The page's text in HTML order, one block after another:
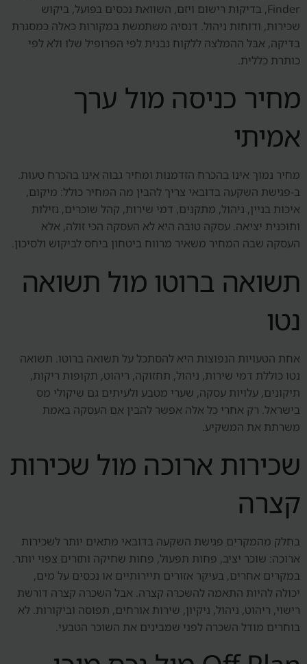
Finder, בדיקות רישום ויזם, השוואת נכסים בפועל, ביקוש
שכירות, ודוחות ניהול. דנסיה משתמשת במקורות כאלה כמסגרת
בדיקה, אבל ההמלצה ללקוח נבנית לפי הפרופיל שלו ולא לפי
כותרת כללית.
מחיר כניסה מול ערך
אמיתי
מחיר נמוך אינו בהכרח הזדמנות ומחיר גבוה אינו בהכרח טעות.
ב-פגישת השקעה בדובאי צריך להבין מה המחיר כולל: מיקום,
איכות בניין, ניהול, מתקנים, דמי שירות, קהל שוכרים, נזילות
ותוכנית יציאה. עסקה טובה היא לא העסקה הכי זולה, אלא
העסקה שבה המחיר משאיר מרווח ביטחון ביחס לביקוש ולסיכון.
תשואה ברוטו מול תשואה
נטו
אחת הטעויות הנפוצות היא להסתכל על תשואה ברוטו. תשואה
נטו כוללת דמי שירות, ניהול, תחזוקה, ריהוט, תקופות ריקות,
תיקונים, עלויות עסקה, שערי מטבע ולעיתים גם שיקולי מס
בישראל. רק אחרי כל אלה אפשר להבין אם העסקה באמת
משרתת את המשקיע.
שכירות ארוכה מול שכירות
קצרה
בחלק מהמקרים פגישת השקעה בדובאי מתאים יותר לשכירות
ארוכה: שוכר יציב, פחות תפעול, פחות שחיקה ותזרים צפוי יותר.
במקרים אחרים, בעיקר אזורים תיירותיים או נכסים על מים,
יכולה להיות התאמה להשכרה קצרה. אבל השכרה קצרה דורשת
רישוי, ריהוט, ניהול, ניקיון, שירות אורחים, תפוסה וביקורות. לא
בוחרים מודל השכרה לפני שמבינים את השוכר הטבעי.